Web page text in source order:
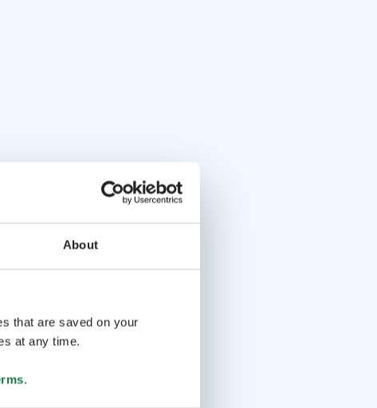
About
that are saved on your
at any time.
.